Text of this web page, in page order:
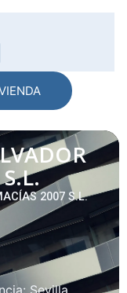
2007 S.L.